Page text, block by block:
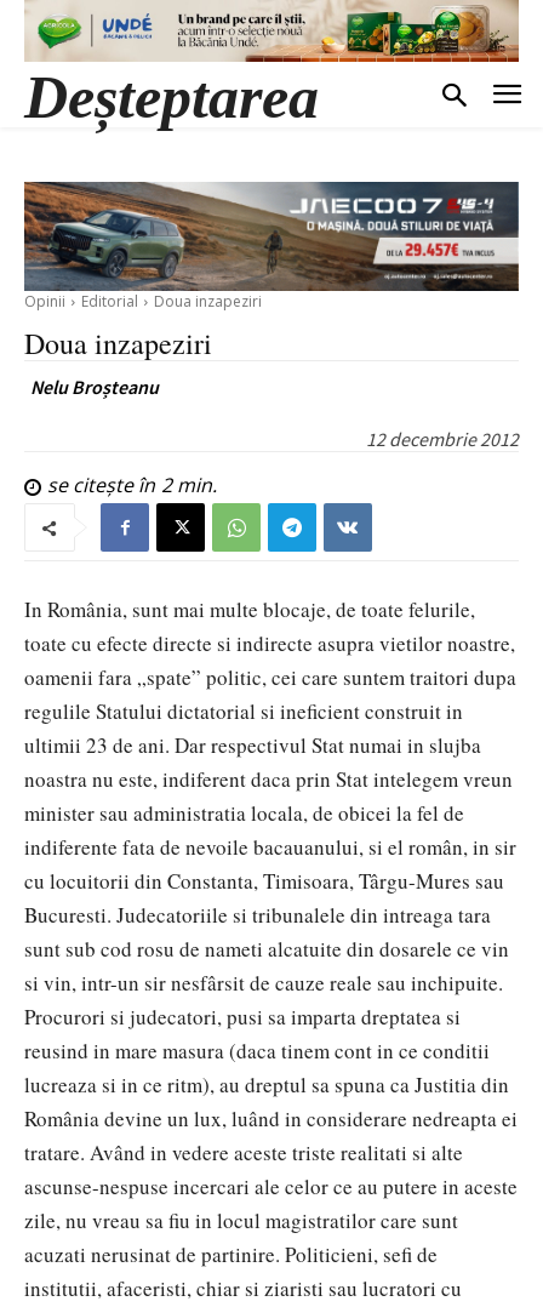
Deșteptarea
Opinii Editorial Doua inzapeziri
Doua inzapeziri
Nelu Broșteanu
12 decembrie 2012
se citește în 2min.
In România, sunt mai multe blocaje, de toate felurile,
toate cu efecte directe si indirecte asupra vietilor noastre,
oamenii fara „spate” politic, cei care suntem traitori dupa
regulile Statului dictatorial si ineficient construit in
ultimii 23 de ani. Dar respectivul Stat numai in slujba
noastra nu este, indiferent daca prin Stat intelegem vreun
minister sau administratia locala, de obicei la fel de
indiferente fata de nevoile bacauanului, si el român, in sir
cu locuitorii din Constanta, Timisoara, Târgu-Mures sau
Bucuresti. Judecatoriile si tribunalele din intreaga tara
sunt sub cod rosu de nameti alcatuite din dosarele ce vin
si vin, intr-un sir nesfârsit de cauze reale sau inchipuite.
Procurori si judecatori, pusi sa imparta dreptatea si
reusind in mare masura (daca tinem cont in ce conditii
lucreaza si in ce ritm), au dreptul sa spuna ca Justitia din
România devine un lux, luând in considerare nedreapta ei
tratare. Având in vedere aceste triste realitati si alte
ascunse-nespuse incercari ale celor ce au putere in aceste
zile, nu vreau sa fiu in locul magistratilor care sunt
acuzati nerusinat de partinire. Politicieni, sefi de
institutii, afaceristi, chiar si ziaristi sau lucratori cu